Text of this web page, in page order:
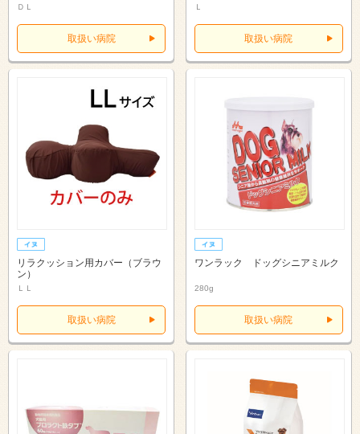
ＤＬ
取扱い病院
Ｌ
取扱い病院
リラクッション用カバー（ブラウ
ン）
ＬＬ
取扱い病院
ワンラック ドッグシニアミルク
280g
取扱い病院